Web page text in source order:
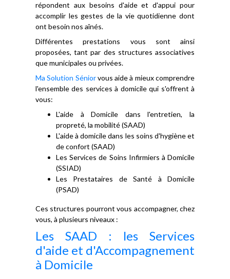
répondent aux besoins d'aide et d'appui pour
accomplir les gestes de la vie quotidienne dont
ont besoin nos aînés.
Différentes prestations vous sont ainsi
proposées, tant par des structures associatives
que municipales ou privées.
Ma Solution Séniorvous aide à mieux comprendre
l'ensemble des services à domicile qui s'offrent à
vous:
L'aide à Domicile dans l'entretien, la
propreté, la mobilité (SAAD)
L'aide à domicile dans les soins d'hygiène et
de confort (SAAD)
Les Services de Soins Infirmiers à Domicile
(SSIAD)
Les Prestataires de Santé à Domicile
(PSAD)
Ces structures pourront vous accompagner, chez
vous, à plusieurs niveaux :
Les SAAD : les Services
d'aide et d'Accompagnement
à Domicile